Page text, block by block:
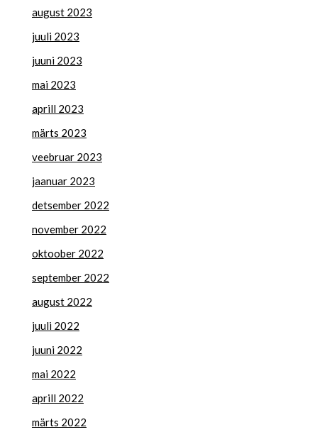
august 2023
juuli 2023
juuni 2023
mai 2023
aprill 2023
märts 2023
veebruar 2023
jaanuar 2023
detsember 2022
november 2022
oktoober 2022
september 2022
august 2022
juuli 2022
juuni 2022
mai 2022
aprill 2022
märts 2022